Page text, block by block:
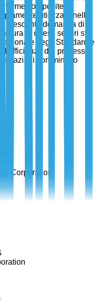
forme composite
utilizzato nelle
crescente domanda di
in questi settori sta
degli Standard e
del processo
con minimo
Corporation